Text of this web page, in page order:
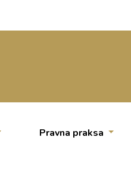
Pravna praksa